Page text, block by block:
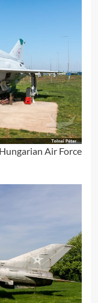
Air Force